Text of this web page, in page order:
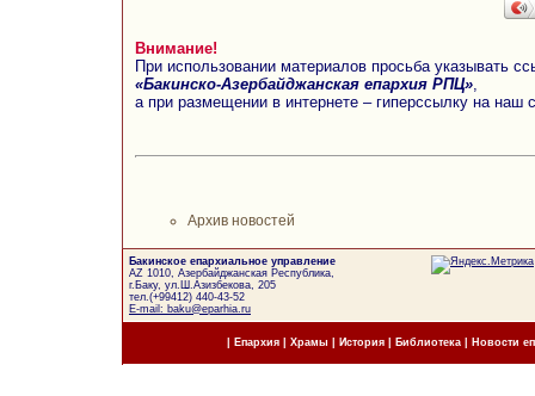
Внимание!
При использовании материалов просьба указывать
«Бакинско-Азербайджанская епархия РПЦ»
а при размещении в интернете – гиперссылку на наш
Архив новостей
Бакинское епархиальное управление
AZ 1010, Азербайджанская Республика,
г.Баку, ул.Ш.Азизбекова, 205
тел.(+99412) 440-43-52
E-mail: baku@eparhia.ru
Епархия| Храмы История| Библиотека Новости